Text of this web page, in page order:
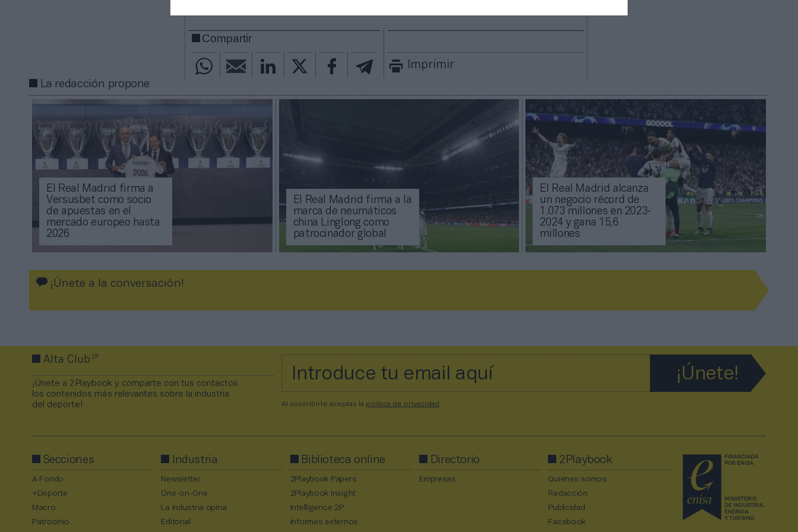
Compartir
Imprimir
La redacción propone
El Real Madrid firma a
Versusbet como socio
de apuestas en el
mercado europeo hasta
2026
El Real Madrid firma a la
marca de neumáticos
china Linglong como
patrocinador global
El Real Madrid alcanza
un negocio récord de
1.073 millones en 2023-
2024 y gana 15,6
millones
¡Únete a la conversación!
Alta Club2P
¡Únete a 2Playbook y comparte con tus contactos
los contenidos más relevantes sobre la industria
del deporte!
Al suscribirte aceptas la política de privacidad
Secciones
A Fondo
+Deporte
Macro
Patrocinio
Industria
Newsletter
One-on-One
La industria opina
Editorial
Biblioteca online
2Playbook Papers
2Playbook Insight
Intelligence 2P
Informes externos
Directorio
Empresas
2Playbook
Quiénes somos
Redacción
Publicidad
Facebook